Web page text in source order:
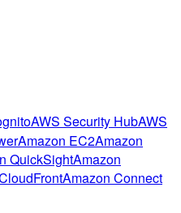
AWS Security HubAWS
Amazon EC2Amazon
QuickSightAmazon
Amazon Connect